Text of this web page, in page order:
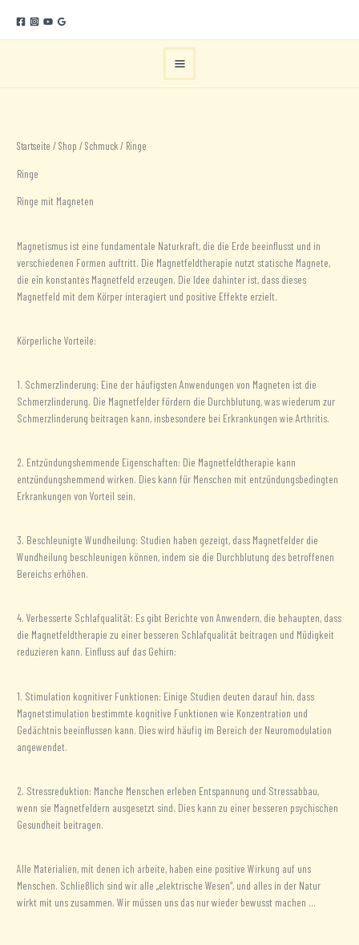
Inhalt
springen
Startseite /Shop /Schmuck/ Ringe
Ringe
Ringe mit Magneten
Magnetismus ist eine fundamentale Naturkraft, die die Erde beeinflusst und in
verschiedenen Formen auftritt. Die Magnetfeldtherapie nutzt statische Magnete,
die ein konstantes Magnetfeld erzeugen. Die Idee dahinter ist, dass dieses
Magnetfeld mit dem Körper interagiert und positive Effekte erzielt.
Körperliche Vorteile:
1. Schmerzlinderung: Eine der häufigsten Anwendungen von Magneten ist die
Schmerzlinderung. Die Magnetfelder fördern die Durchblutung, was wiederum zur
Schmerzlinderung beitragen kann, insbesondere bei Erkrankungen wie Arthritis.
2. Entzündungshemmende Eigenschaften: Die Magnetfeldtherapie kann
entzündungshemmend wirken. Dies kann für Menschen mit entzündungsbedingten
Erkrankungen von Vorteil sein.
3. Beschleunigte Wundheilung: Studien haben gezeigt, dass Magnetfelder die
Wundheilung beschleunigen können, indem sie die Durchblutung des betroffenen
Bereichs erhöhen.
4. Verbesserte Schlafqualität: Es gibt Berichte von Anwendern, die behaupten, dass
die Magnetfeldtherapie zu einer besseren Schlafqualität beitragen und Müdigkeit
reduzieren kann. Einfluss auf das Gehirn:
1. Stimulation kognitiver Funktionen: Einige Studien deuten darauf hin, dass
Magnetstimulation bestimmte kognitive Funktionen wie Konzentration und
Gedächtnis beeinflussen kann. Dies wird häufig im Bereich der Neuromodulation
angewendet.
2. Stressreduktion: Manche Menschen erleben Entspannung und Stressabbau,
wenn sie Magnetfeldern ausgesetzt sind. Dies kann zu einer besseren psychischen
Gesundheit beitragen.
Alle Materialien, mit denen ich arbeite, haben eine positive Wirkung auf uns
Menschen. Schließlich sind wir alle „elektrische Wesen“, und alles in der Natur
wirkt mit uns zusammen. Wir müssen uns das nur wieder bewusst machen …